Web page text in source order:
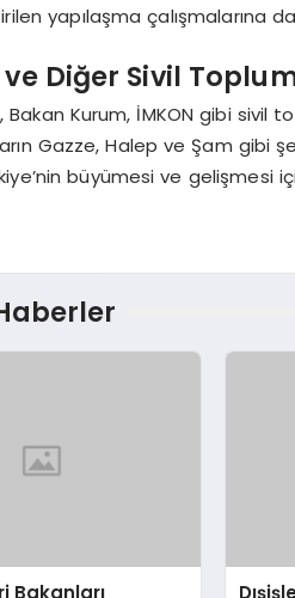
yapılaşma çalışmalarına
ve Diğer Sivil
Bakan Kurum, İMKON gibi sivil
Gazze, Halep ve Şam gibi
büyümesi ve